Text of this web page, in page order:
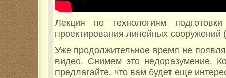
Лекция по технологиям
проектирования линейных сооружений
Уже продолжительное время не
видео. Снимем это недоразумение.
предлагайте, что вам будет еще